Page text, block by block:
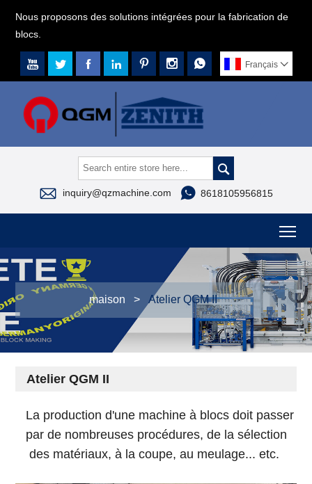
Nous proposons des solutions intégrées pour la fabrication de
blocs.
       Français 

 inquiry@qzmachine.com  8618105956815
maison > Atelier QGM II
Atelier QGM II
La production d'une machine à blocs doit passer
par de nombreuses procédures, de la sélection
des matériaux, à la coupe, au meulage... etc.